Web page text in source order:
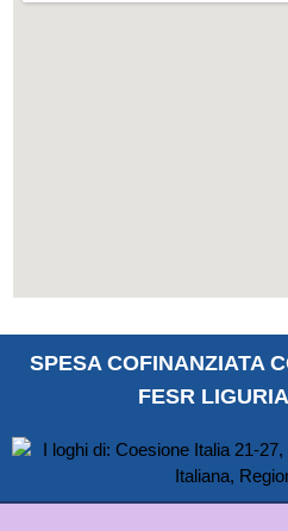
SPESA COFINANZIATA
FESR